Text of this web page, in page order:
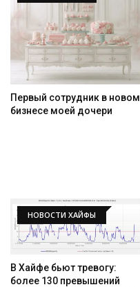
Первый сотрудник в новом
бизнесе моей дочери
НОВОСТИ ХАЙФЫ
В Хайфе бьют тревогу:
более 130 превышений